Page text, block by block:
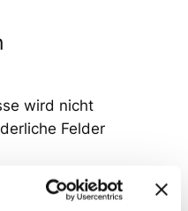
wird nicht
Felder